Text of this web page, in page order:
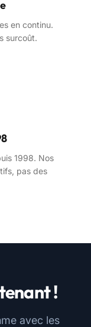
en continu.
surcoût.
1998. Nos
pas des
!
avec les